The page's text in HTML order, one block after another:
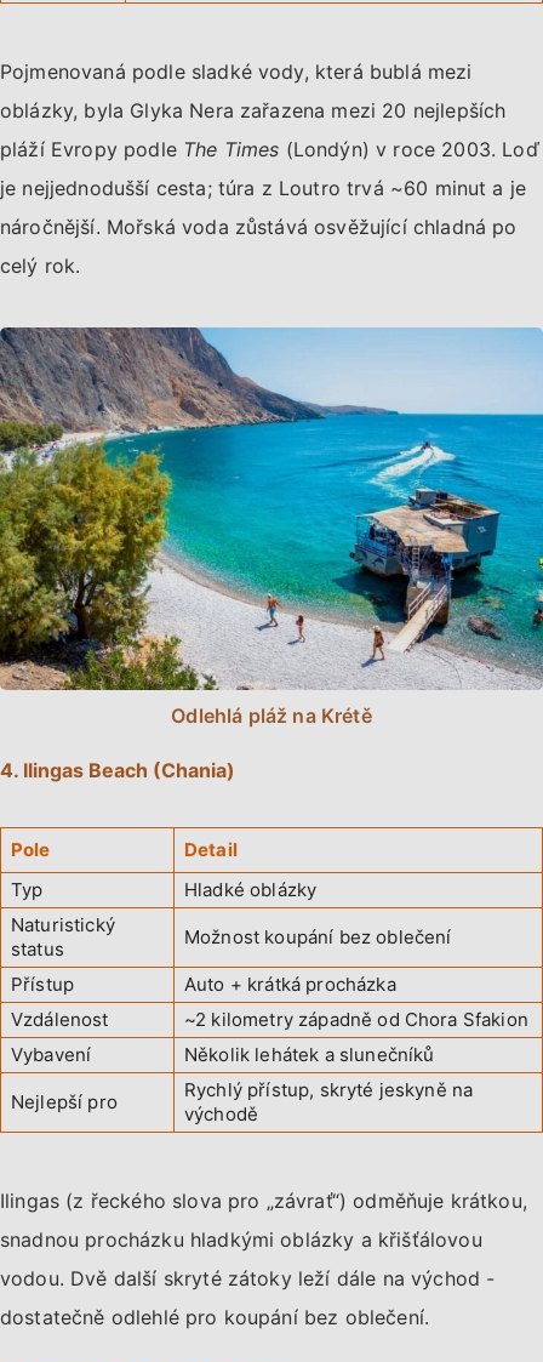
Pojmenovaná podle sladké vody, která bublá mezi
oblázky, byla Glyka Nera zařazena mezi 20 nejlepších
pláží Evropy podle The Times (Londýn) v roce 2003. Loď
je nejjednodušší cesta; túra z Loutro trvá ~60 minut a je
náročnější. Mořská voda zůstává osvěžující chladná po
celý rok.
Odlehlá pláž na Krétě
4. Ilingas Beach (Chania)
Pole
Detail
Typ
Hladké oblázky
Naturistický
status
Možnost koupání bez oblečení
Přístup
Auto + krátká procházka
Vzdálenost
~2 kilometry západně od Chora Sfakion
Vybavení
Několik lehátek a slunečníků
Nejlepší pro
Rychlý přístup, skryté jeskyně na
východě
Ilingas (z řeckého slova pro „závrať“) odměňuje krátkou,
snadnou procházku hladkými oblázky a křišťálovou
vodou. Dvě další skryté zátoky leží dále na východ -
dostatečně odlehlé pro koupání bez oblečení.